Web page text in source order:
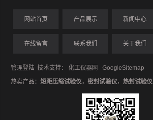
网站首页 产品展示 新闻中心
在线留言 联系我们 关于我们
管理登陆 技术支持：化工仪器网
GoogleSitemap
热卖产品：短距压缩试验仪，密封试验仪，热封试验仪